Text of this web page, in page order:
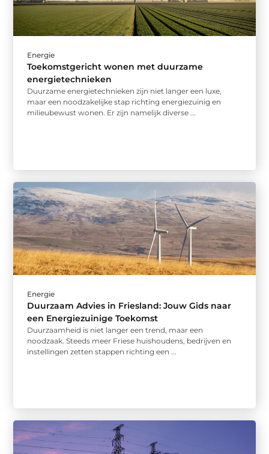
Energie
Toekomstgericht wonen met duurzame
energietechnieken
Duurzame energietechnieken zijn niet langer een luxe,
maar een noodzakelijke stap richting energiezuinig en
milieubewust wonen. Er zijn namelijk diverse ...
Energie
Duurzaam Advies in Friesland: Jouw Gids naar
een Energiezuinige Toekomst
Duurzaamheid is niet langer een trend, maar een
noodzaak. Steeds meer Friese huishoudens, bedrijven en
instellingen zetten stappen richting een ...